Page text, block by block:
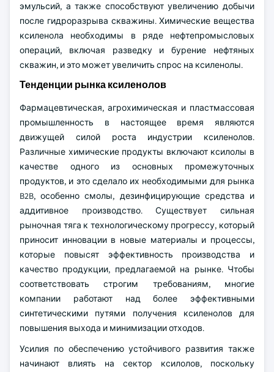
эмульсий, а также способствуют увеличению добычи
после гидроразрыва скважины. Химические вещества
ксиленола необходимы в ряде нефтепромысловых
операций, включая разведку и бурение нефтяных
скважин, и это может увеличить спрос на ксиленолы.
Тенденции рынка ксиленолов
Фармацевтическая, агрохимическая и пластмассовая
промышленность в настоящее время являются
движущей силой роста индустрии ксиленолов.
Различные химические продукты включают ксилолы в
качестве одного из основных промежуточных
продуктов, и это сделало их необходимыми для рынка
B2B, особенно смолы, дезинфицирующие средства и
аддитивное производство. Существует сильная
рыночная тяга к технологическому прогрессу, который
приносит инновации в новые материалы и процессы,
которые повысят эффективность производства и
качество продукции, предлагаемой на рынке. Чтобы
соответствовать строгим требованиям, многие
компании работают над более эффективными
синтетическими путями получения ксиленолов для
повышения выхода и минимизации отходов.
Усилия по обеспечению устойчивого развития также
начинают влиять на сектор ксилолов, поскольку